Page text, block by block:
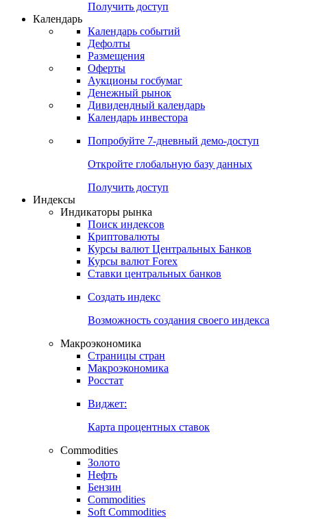
Получить доступ
Календарь
Календарь событий
Дефолты
Размещения
Оферты
Аукционы госбумаг
Денежный рынок
Дивидендный календарь
Календарь инвестора
Попробуйте 7-дневный демо-доступ
Откройте глобальную базу данных
Получить доступ
Индексы
Индикаторы рынка
Поиск индексов
Криптовалюты
Курсы валют Центральных Банков
Курсы валют Forex
Ставки центральных банков
Создать индекс
Возможность создания своего индекса
Макроэкономика
Страницы стран
Макроэкономика
Росстат
Виджет:
Карта процентных ставок
Commodities
Золото
Нефть
Бензин
Commodities
Soft Commodities